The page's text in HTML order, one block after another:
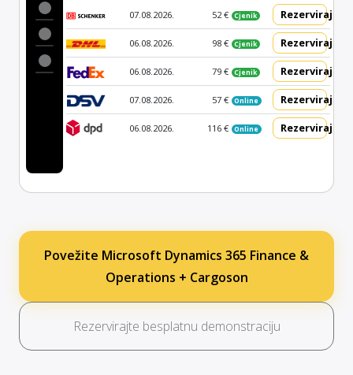
07.08.2026. 52 € Cjenik Rezerviraj
06.08.2026. 98 € Cjenik Rezerviraj
06.08.2026. 79 € Cjenik Rezerviraj
07.08.2026. 57 € Online Rezerviraj
06.08.2026. 116 € Online Rezerviraj
Povežite Microsoft Dynamics 365 Finance &
Operations + Cargoson
Rezervirajte besplatnu demonstraciju